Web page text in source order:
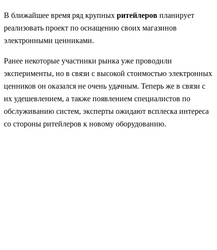
В ближайшее время ряд крупных ритейлеров планирует
реализовать проект по оснащению своих магазинов
электронными ценниками.
Ранее некоторые участники рынка уже проводили
эксперименты, но в связи с высокой стоимостью электронных
ценников он оказался не очень удачным. Теперь же в связи с
их удешевлением, а также появлением специалистов по
обслуживанию систем, эксперты ожидают всплеска интереса
со стороны ритейлеров к новому оборудованию.